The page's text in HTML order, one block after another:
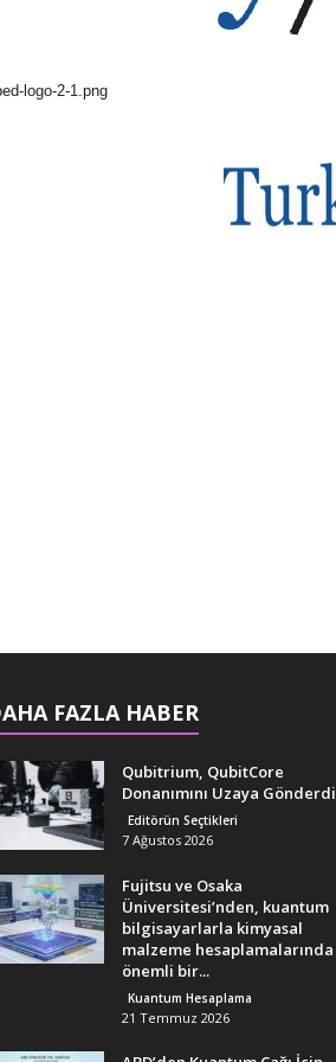
logo-2-1.png
FAZLA HABER
Qubitrium, QubitCore
Donanımını Uzaya Gönderdi
Editörün Seçtikleri
7 Ağustos 2026
Fujitsu ve Osaka
Üniversitesi’nden, kuantum
bilgisayarlarla kimyasal
malzeme hesaplamalarında
önemli bir...
Kuantum Hesaplama
21 Temmuz 2026